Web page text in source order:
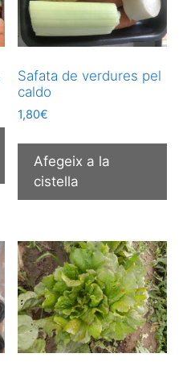
Safata de verdures pel
caldo
1,80€
Afegeix a la
cistella